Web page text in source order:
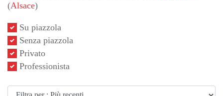
(Alsace)
Su piazzola
Senza piazzola
Privato
Professionista